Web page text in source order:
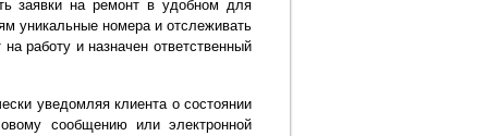
заявки на ремонт в удобном для
уникальные номера и отслеживать
работу и назначен ответственный
уведомляя клиента о состоянии
сообщению или электронной